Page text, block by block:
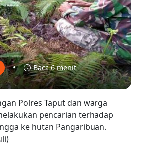
• Baca 6 menit
Polres Taput dan warga
pencarian terhadap
ke hutan Pangaribuan.